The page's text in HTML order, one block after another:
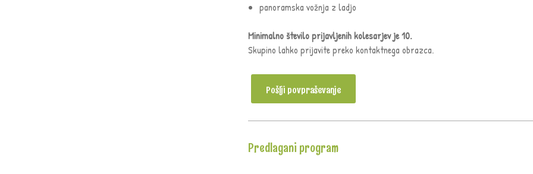
panoramska vožnja z ladjo
Minimalno število prijavljenih kolesarjev je 10.
Skupino lahko prijavite preko kontaktnega obrazca.
Pošlji povpraševanje
Predlagani program